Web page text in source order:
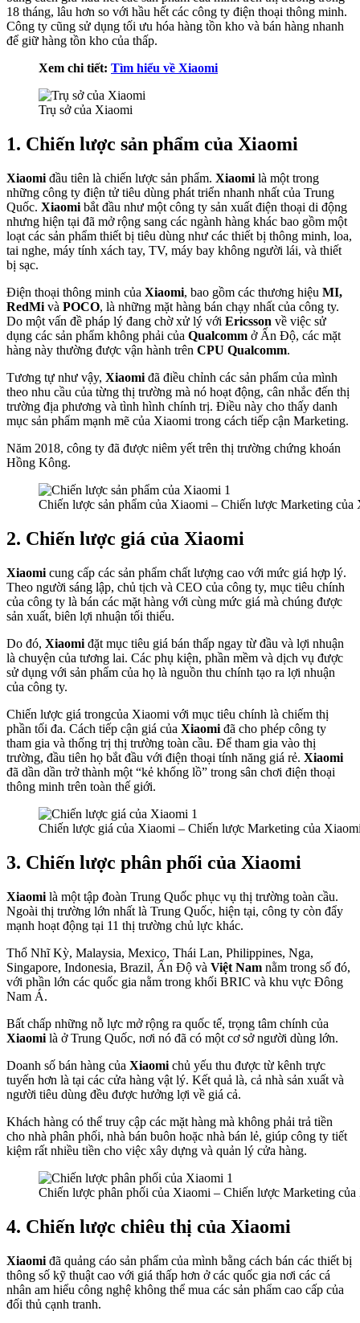
18 tháng, lâu hơn so với hầu hết các công ty điện thoại thông minh.
Công ty cũng sử dụng tối ưu hóa hàng tồn kho và bán hàng nhanh
để giữ hàng tồn kho của thấp.
Xem chi tiết: Tìm hiểu về Xiaomi
Trụ sở của Xiaomi
1. Chiến lược sản phẩm của Xiaomi
Xiaomi đầu tiên là chiến lược sản phẩm. Xiaomi là một trong
những công ty điện tử tiêu dùng phát triển nhanh nhất của Trung
Quốc. Xiaomi bắt đầu như một công ty sản xuất điện thoại di động
nhưng hiện tại đã mở rộng sang các ngành hàng khác bao gồm một
loạt các sản phẩm thiết bị tiêu dùng như các thiết bị thông minh, loa,
tai nghe, máy tính xách tay, TV, máy bay không người lái, và thiết
bị sạc.
Điện thoại thông minh của Xiaomi, bao gồm các thương hiệu MI,
RedMi và POCO, là những mặt hàng bán chạy nhất của công ty.
Do một vấn đề pháp lý đang chờ xử lý với Ericsson về việc sử
dụng các sản phẩm không phải của Qualcomm ở Ấn Độ, các mặt
hàng này thường được vận hành trên CPU Qualcomm.
Tương tự như vậy, Xiaomi đã điều chỉnh các sản phẩm của mình
theo nhu cầu của từng thị trường mà nó hoạt động, cân nhắc đến thị
trường địa phương và tình hình chính trị. Điều này cho thấy danh
mục sản phẩm mạnh mẽ của Xiaomi trong cách tiếp cận Marketing.
Năm 2018, công ty đã được niêm yết trên thị trường chứng khoán
Hồng Kông.
Chiến lược sản phẩm của Xiaomi – Chiến lược Marketing của
2. Chiến lược giá của Xiaomi
Xiaomi cung cấp các sản phẩm chất lượng cao với mức giá hợp lý.
Theo người sáng lập, chủ tịch và CEO của công ty, mục tiêu chính
của công ty là bán các mặt hàng với cùng mức giá mà chúng được
sản xuất, biên lợi nhuận tối thiểu.
Do đó, Xiaomi đặt mục tiêu giá bán thấp ngay từ đầu và lợi nhuận
là chuyện của tương lai. Các phụ kiện, phần mềm và dịch vụ được
sử dụng với sản phẩm của họ là nguồn thu chính tạo ra lợi nhuận
của công ty.
Chiến lược giá trongcủa Xiaomi với mục tiêu chính là chiếm thị
phần tối đa. Cách tiếp cận giá của Xiaomi đã cho phép công ty
tham gia và thống trị thị trường toàn cầu. Để tham gia vào thị
trường, đầu tiên họ bắt đầu với điện thoại tính năng giá rẻ. Xiaomi
đã dần dần trở thành một “kẻ khổng lồ” trong sân chơi điện thoại
thông minh trên toàn thế giới.
Chiến lược giá của Xiaomi – Chiến lược Marketing của
3. Chiến lược phân phối của Xiaomi
Xiaomi là một tập đoàn Trung Quốc phục vụ thị trường toàn cầu.
Ngoài thị trường lớn nhất là Trung Quốc, hiện tại, công ty còn đẩy
mạnh hoạt động tại 11 thị trường chủ lực khác.
Thổ Nhĩ Kỳ, Malaysia, Mexico, Thái Lan, Philippines, Nga,
Singapore, Indonesia, Brazil, Ấn Độ và Việt Nam nằm trong số đó,
với phần lớn các quốc gia nằm trong khối BRIC và khu vực Đông
Nam Á.
Bất chấp những nỗ lực mở rộng ra quốc tế, trọng tâm chính của
Xiaomi là ở Trung Quốc, nơi nó đã có một cơ sở người dùng lớn.
Doanh số bán hàng của Xiaomi chủ yếu thu được từ kênh trực
tuyến hơn là tại các cửa hàng vật lý. Kết quả là, cả nhà sản xuất và
người tiêu dùng đều được hưởng lợi về giá cả.
Khách hàng có thể truy cập các mặt hàng mà không phải trả tiền
cho nhà phân phối, nhà bán buôn hoặc nhà bán lẻ, giúp công ty tiết
kiệm rất nhiều tiền cho việc xây dựng và quản lý cửa hàng.
Chiến lược phân phối của Xiaomi – Chiến lược Marketing
4. Chiến lược chiêu thị của Xiaomi
Xiaomi đã quảng cáo sản phẩm của mình bằng cách bán các thiết bị
thông số kỹ thuật cao với giá thấp hơn ở các quốc gia nơi các cá
nhân am hiểu công nghệ không thể mua các sản phẩm cao cấp của
đối thủ cạnh tranh.